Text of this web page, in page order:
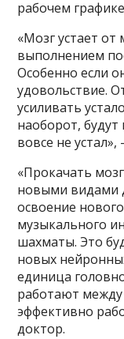
рабочем
«Мозг устает
выполнением
Особенно если
удовольствие.
усиливать
наоборот,
вовсе не
«Прокачать
новыми видами
освоение
музыкального
шахматы. Это
новых
единица
работают
эффективно
доктор.